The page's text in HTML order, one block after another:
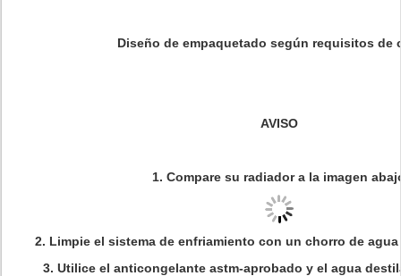
Diseño de empaquetado según requisitos de
AVISO
1. Compare su radiador a la imagen
2. Limpie el sistema de enfriamiento con un chorro de
3. Utilice el anticongelante astm-aprobado y el agua